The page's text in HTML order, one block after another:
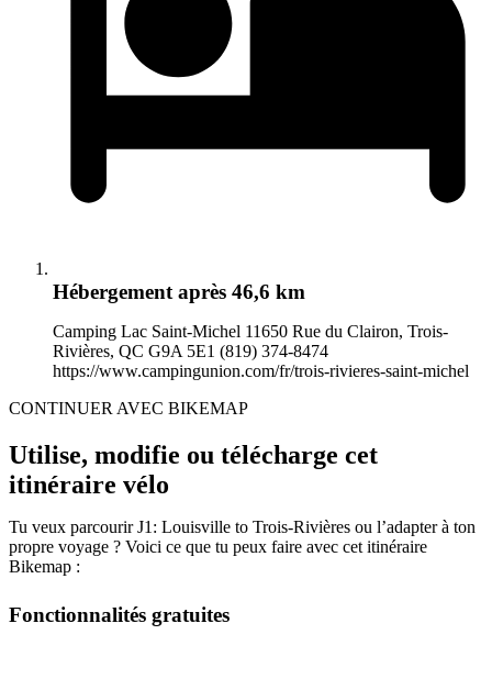
Hébergement après 46,6 km
Camping Lac Saint-Michel 11650 Rue du Clairon, Trois-
Rivières, QC G9A 5E1 (819) 374-8474
https://www.campingunion.com/fr/trois-rivieres-saint-michel
CONTINUER AVEC BIKEMAP
Utilise, modifie ou télécharge cet
itinéraire vélo
Tu veux parcourir J1: Louisville to Trois-Rivières ou l’adapter à ton
propre voyage ? Voici ce que tu peux faire avec cet itinéraire
Bikemap :
Fonctionnalités gratuites